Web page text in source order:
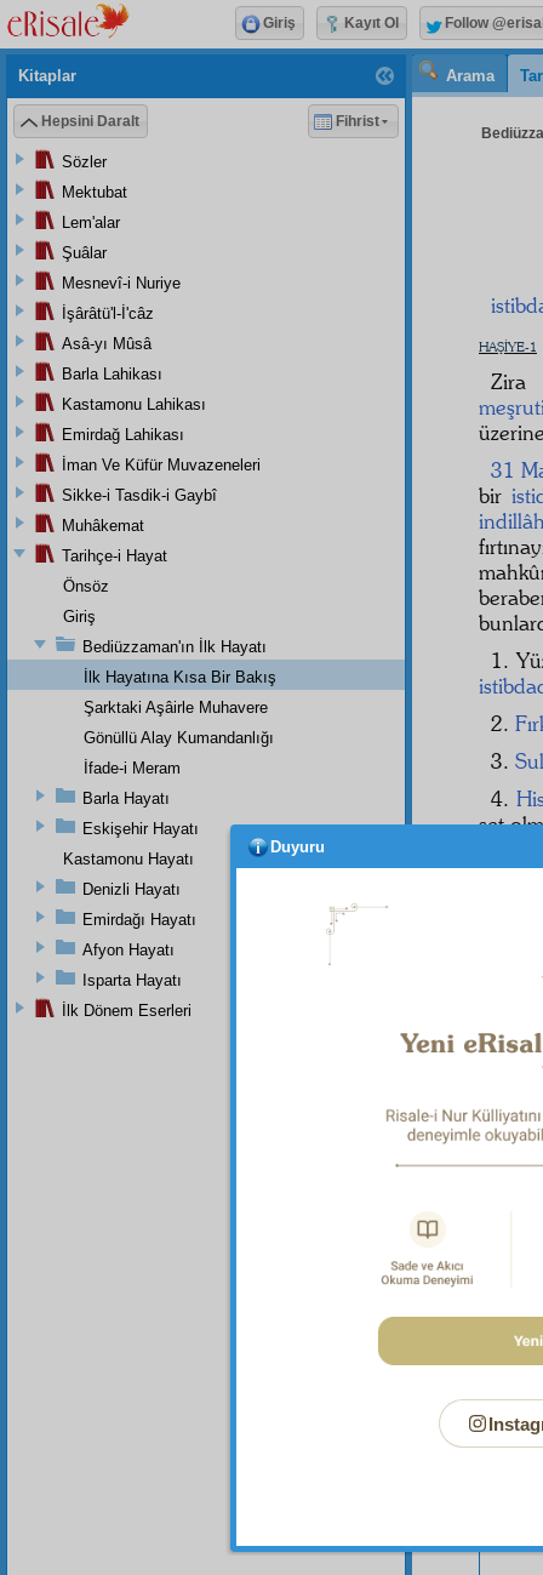
Arama
HAŞİYE-1
Zira
31
bir
1.
2.
3.
4.
set
Kitaplar
Hepsini Daralt Fihrist
Sözler
Mektubat
Lem'alar
Şuâlar
Mesnevî-i Nuriye
İşârâtü'l-İ'câz
Asâ-yı Mûsâ
Barla Lahikası
Kastamonu Lahikası
Emirdağ Lahikası
İman Ve Küfür Muvazeneleri
Sikke-i Tasdik-i Gaybî
Muhâkemat
Tarihçe-i Hayat
Önsöz
Giriş
Bediüzzaman'ın İlk Hayatı
İlk Hayatına Kısa Bir Bakış
Şarktaki Aşâirle Muhavere
Gönüllü Alay Kumandanlığı
İfade-i Meram
Barla Hayatı
Eskişehir Hayatı
Kastamonu Hayatı
Denizli Hayatı
Emirdağı Hayatı
Afyon Hayatı
Isparta Hayatı
İlk Dönem Eserleri
Giriş Kayıt Ol Follow
Duyuru